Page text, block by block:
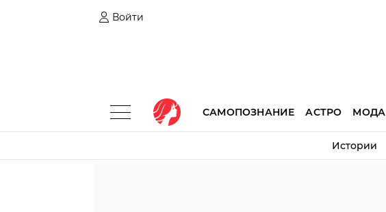
Войти
САМОПОЗНАНИЕ АСТРО МОДА
Истории